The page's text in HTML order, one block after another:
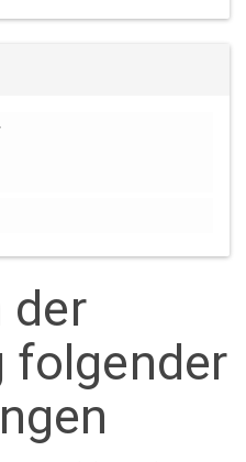
der
folgender